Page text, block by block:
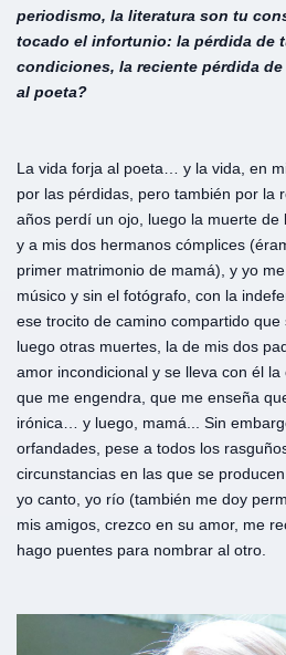
periodismo, la literatura son tu
tocado el infortunio: la pérdida de
condiciones, la reciente pérdida
al poeta?
La vida forja al poeta… y la vida, en
por las pérdidas, pero también por la
años perdí un ojo, luego la muerte
y a mis dos hermanos cómplices
primer matrimonio de mamá), y yo
músico y sin el fotógrafo, con la
ese trocito de camino compartido
luego otras muertes, la de mis dos
amor incondicional y se lleva con él
que me engendra, que me enseña
irónica… y luego, mamá... Sin
orfandades, pese a todos los
circunstancias en las que se
yo canto, yo río (también me doy
mis amigos, crezco en su amor, me
hago puentes para nombrar al otro.